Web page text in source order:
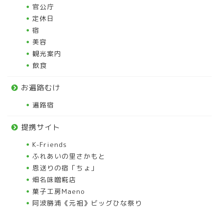
官公庁
定休日
宿
美容
観光案内
飲食
お遍路むけ
遍路宿
提携サイト
K-Friends
ふれあいの里さかもと
恩送りの宿「ちょ」
畑名味噌糀店
菓子工房Maeno
阿波勝浦《元祖》ビッグひな祭り